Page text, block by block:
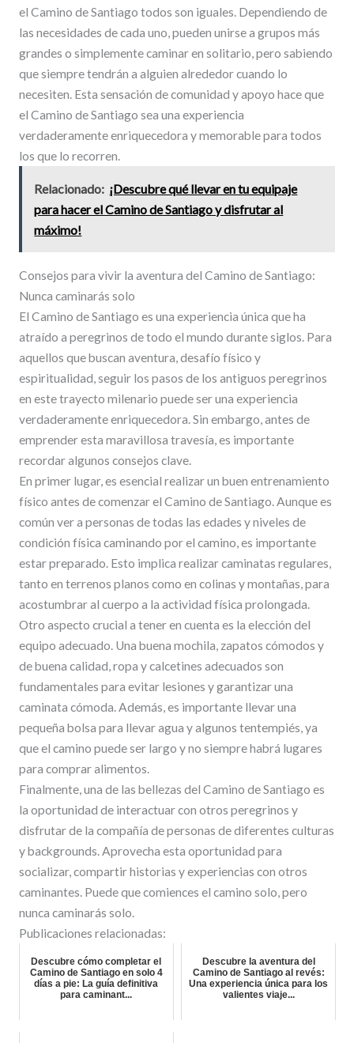
el Camino de Santiago todos son iguales. Dependiendo de
las necesidades de cada uno, pueden unirse a grupos más
grandes o simplemente caminar en solitario, pero sabiendo
que siempre tendrán a alguien alrededor cuando lo
necesiten. Esta sensación de comunidad y apoyo hace que
el Camino de Santiago sea una experiencia
verdaderamente enriquecedora y memorable para todos
los que lo recorren.
Relacionado: ¡Descubre qué llevar en tu equipaje
para hacer el Camino de Santiago y disfrutar al
máximo!
Consejos para vivir la aventura del Camino de Santiago:
Nunca caminarás solo
El Camino de Santiago es una experiencia única que ha
atraído a peregrinos de todo el mundo durante siglos. Para
aquellos que buscan aventura, desafío físico y
espiritualidad, seguir los pasos de los antiguos peregrinos
en este trayecto milenario puede ser una experiencia
verdaderamente enriquecedora. Sin embargo, antes de
emprender esta maravillosa travesía, es importante
recordar algunos consejos clave.
En primer lugar, es esencial realizar un buen entrenamiento
físico antes de comenzar el Camino de Santiago. Aunque es
común ver a personas de todas las edades y niveles de
condición física caminando por el camino, es importante
estar preparado. Esto implica realizar caminatas regulares,
tanto en terrenos planos como en colinas y montañas, para
acostumbrar al cuerpo a la actividad física prolongada.
Otro aspecto crucial a tener en cuenta es la elección del
equipo adecuado. Una buena mochila, zapatos cómodos y
de buena calidad, ropa y calcetines adecuados son
fundamentales para evitar lesiones y garantizar una
caminata cómoda. Además, es importante llevar una
pequeña bolsa para llevar agua y algunos tentempiés, ya
que el camino puede ser largo y no siempre habrá lugares
para comprar alimentos.
Finalmente, una de las bellezas del Camino de Santiago es
la oportunidad de interactuar con otros peregrinos y
disfrutar de la compañía de personas de diferentes culturas
y backgrounds. Aprovecha esta oportunidad para
socializar, compartir historias y experiencias con otros
caminantes. Puede que comiences el camino solo, pero
nunca caminarás solo.
Publicaciones relacionadas:
Descubre cómo completar el
Camino de Santiago en solo 4
días a pie: La guía definitiva
para caminant...
Descubre la aventura del
Camino de Santiago al revés:
Una experiencia única para los
valientes viaje...